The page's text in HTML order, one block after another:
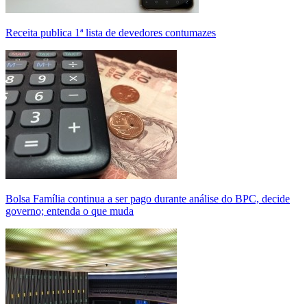
Receita publica 1ª lista de devedores contumazes
Bolsa Família continua a ser pago durante análise do BPC, decide
governo; entenda o que muda